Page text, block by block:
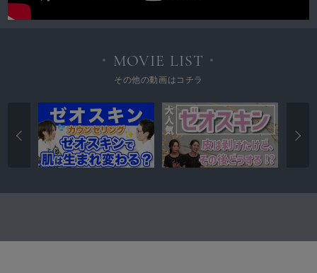
MOVIE LIST
その他の動画はコチラ